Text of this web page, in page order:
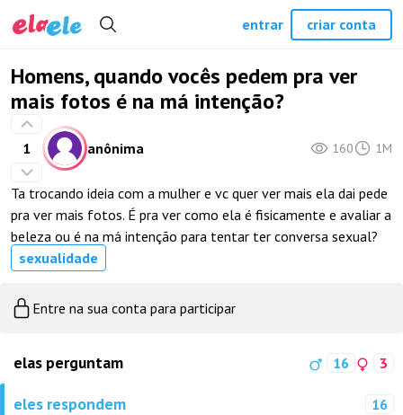
Homens, quando vocês pedem pra ver
mais fotos é na má intenção?
1 anônima 160 1M
Ta trocando ideia com a mulher e vc quer ver mais ela dai pede
pra ver mais fotos. É pra ver como ela é fisicamente e avaliar a
beleza ou é na má intenção para tentar ter conversa sexual?
sexualidade
Entre na sua conta para participar
elas perguntam 16 3
eles respondem 16
entrar criar conta